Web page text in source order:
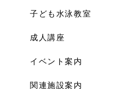
子ども水泳教室
成人講座
イベント案内
関連施設案内